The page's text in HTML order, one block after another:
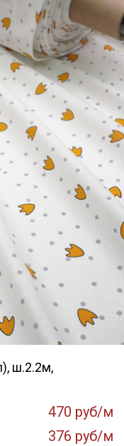
ш.2.2м,
470 руб/м
376 руб/м